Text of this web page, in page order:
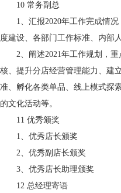
10 常务副总
1、汇报2020年工作完成情
度建设、各部门工作标准、内部
2、阐述2021年工作规划，
核、提升分店经营管理能力、建
准、孵化各类单品、线上模式探
的文化活动等。
11 优秀颁奖
1、优秀店长颁奖
2、优秀副店长颁奖
3、优秀店长助理颁奖
12 总经理寄语